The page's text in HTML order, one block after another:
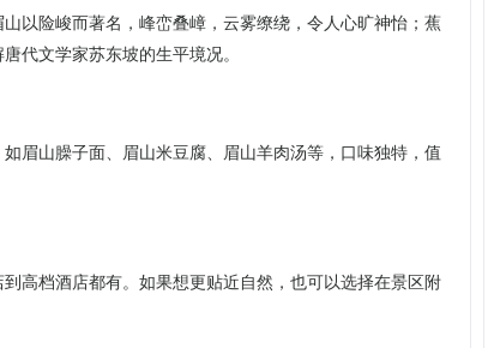
以险峻而著名，峰峦叠嶂，云雾缭绕，令人心旷神怡；蕉
代文学家苏东坡的生平境况。
眉山臊子面、眉山米豆腐、眉山羊肉汤等，口味独特，值
高档酒店都有。如果想更贴近自然，也可以选择在景区附